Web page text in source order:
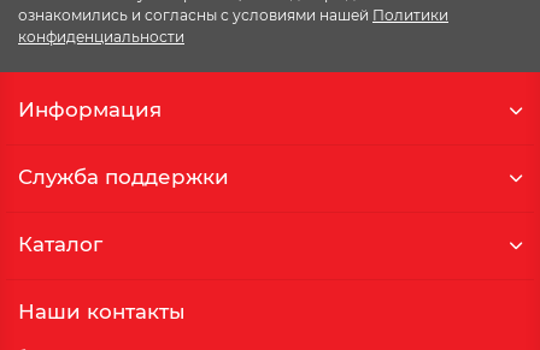
ознакомились и согласны с условиями нашей Политики
конфиденциальности
Информация
Служба поддержки
Каталог
Наши контакты